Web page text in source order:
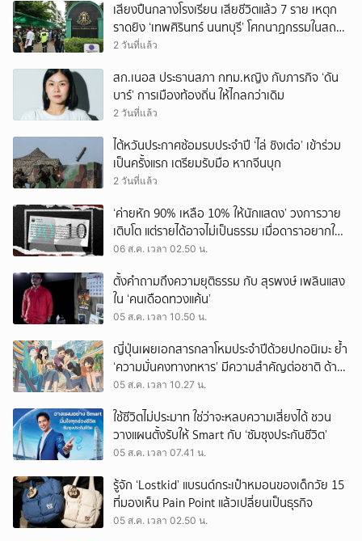
เสียงปืนกลางโรงเรียน เสียชีวิตแล้ว 7 ราย เหตุก
ราดยิง ‘เทพศิรินทร์ นนทบุรี’ โศกนาฏกรรมในสถาน
ศึกษา ครั้งที่ 2 ในรอบปี
2 วันที่แล้ว
สก.เนอส ประธานสภา กทม.หญิง กับภารกิจ ‘ดัน
บาร์’ การเมืองท้องถิ่น ให้ไกลกว่าเดิม
2 วันที่แล้ว
ไต้หวันประกาศซ้อมรบประจำปี ‘ไล่ ชิงเต๋อ’ เข้าร่วม
เป็นครั้งแรก เตรียมรับมือ หากจีนบุก
2 วันที่แล้ว
‘ค่ายหัก 90% เหลือ 10% ให้นักแสดง’ วงการวาย
เติบโต แต่รายได้อาจไม่เป็นธรรม เมื่อดาราอยากให้มี
‘สัญญามาตรฐาน’
06 ส.ค. เวลา 02.50 น.
ตั้งคำถามถึงความยุติธรรม กับ สุรพงษ์ เพลินแสง
ใน ‘คนเดือดทวงแค้น’
05 ส.ค. เวลา 10.50 น.
ญี่ปุ่นเผยเอกสารกลาโหมประจำปีด้วยปกอนิเมะ ย้ำ
‘ความมั่นคงทางทหาร’ มีความสำคัญต่อชาติ ด้าน
จีนเตือน ขออย่าซ้ำรอยประวัติศาสตร์
05 ส.ค. เวลา 10.27 น.
ใช้ชีวิตไม่ประมาท ใช่ว่าจะหลบความเสี่ยงได้ ชวน
วางแผนตั้งรับให้ Smart กับ ‘ซัมซุงประกันชีวิต’
05 ส.ค. เวลา 07.41 น.
รู้จัก ‘Lostkid’ แบรนด์กระเป๋าหมอนของเด็กวัย 15
ที่มองเห็น Pain Point แล้วเปลี่ยนเป็นธุรกิจ
05 ส.ค. เวลา 02.50 น.